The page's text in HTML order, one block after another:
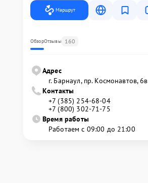
Маршрут
ОбзорОтзывы 160
Адрес
г. Барнаул, ​пр. Космонавтов, 6в
Контакты
+7 (385) 254-68-04
+7 (800) 302-71-75
Время работы
Работаем с 09:00 до 21:00